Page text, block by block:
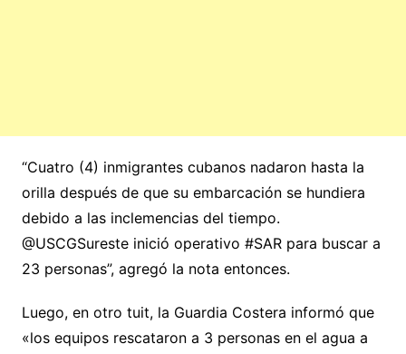
“Cuatro (4) inmigrantes cubanos nadaron hasta la
orilla después de que su embarcación se hundiera
debido a las inclemencias del tiempo.
@USCGSureste inició operativo #SAR para buscar a
23 personas”, agregó la nota entonces.
Luego, en otro tuit, la Guardia Costera informó que
«los equipos rescataron a 3 personas en el agua a